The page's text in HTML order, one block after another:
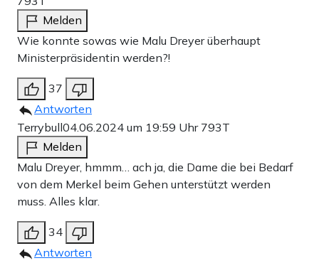
Melden
Wie konnte sowas wie Malu Dreyer überhaupt
Ministerpräsidentin werden?!
37
Antworten
Terrybull04.06.2024 um 19:59 Uhr 793T
Melden
Malu Dreyer, hmmm… ach ja, die Dame die bei Bedarf
von dem Merkel beim Gehen unterstützt werden
muss. Alles klar.
34
Antworten